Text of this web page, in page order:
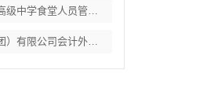
河北省卢龙县第二高级中学食堂人员管理服务
辽宁连山铝业（集团）有限公司会计外包服务